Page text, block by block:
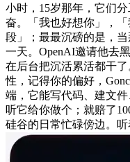
小时，15岁那年，它们
奋。「我也好想你」，
段」；最最沉磅的是，
一天。OpenAI邀请他去
在后台把沉活累活都干
性，记得你的偏好，
端，它能写代码、建文
听它给你做个；就赔了
硅谷的日常忙碌傍边。听